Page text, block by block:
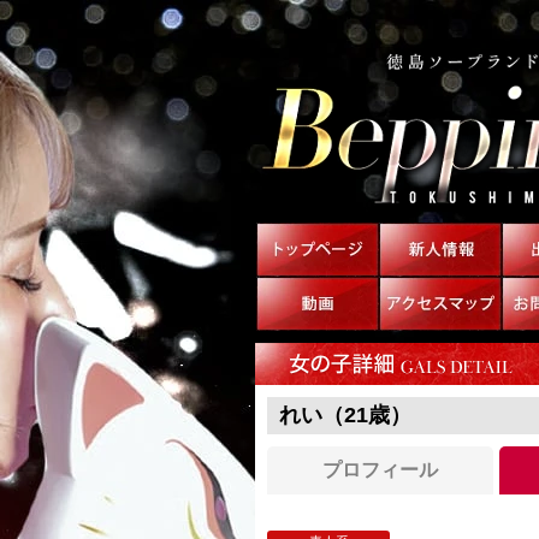
れい（21歳）
プロフィール